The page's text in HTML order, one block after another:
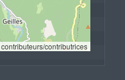
contributeurs/contributrices